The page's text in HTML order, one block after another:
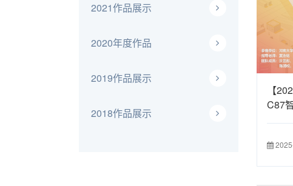
2021作品展示
2020年度作品
2019作品展示
2018作品展示
【
C87